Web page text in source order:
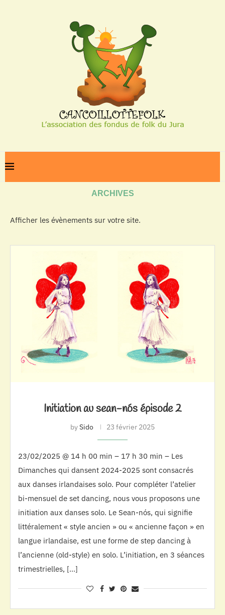
ARCHIVES
Afficher les évènements sur votre site.
Initiation au sean-nós épisode 2
bySido 23 février 2025
23/02/2025 @ 14 h 00 min – 17 h 30 min – Les
Dimanches qui dansent 2024-2025 sont consacrés
aux danses irlandaises solo. Pour compléter l’atelier
bi-mensuel de set dancing, nous vous proposons une
initiation aux danses solo. Le Sean-nós, qui signifie
littéralement « style ancien » ou « ancienne façon » en
langue irlandaise, est une forme de step dancing à
l’ancienne (old-style) en solo. L’initiation, en 3 séances
trimestrielles, […]